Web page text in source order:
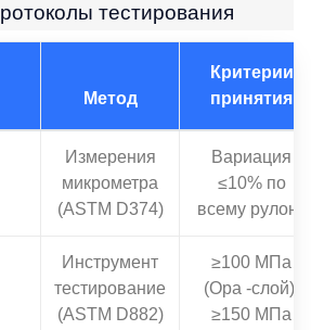
тестирования
Метод
Критерии
принятия
Измерения
микрометра
(ASTM D374)
Вариация
≤10% по
всему рулону
Инструмент
тестирование
(ASTM D882)
≥100 МПа
(Opa -слой),
≥150 МПа